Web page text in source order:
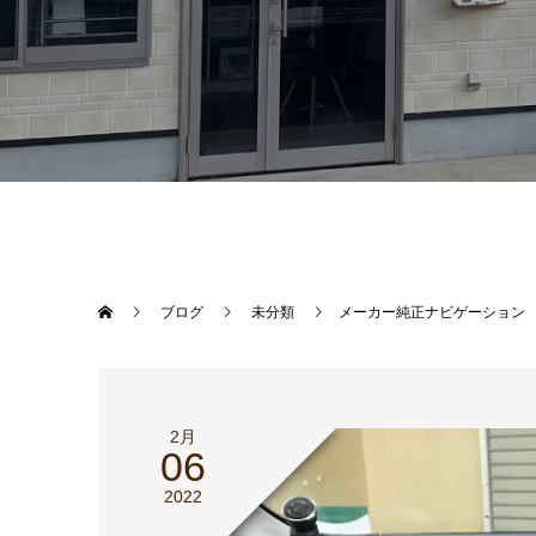
ブログ 未分類 メーカー純正ナビゲーション
2月
06
2022